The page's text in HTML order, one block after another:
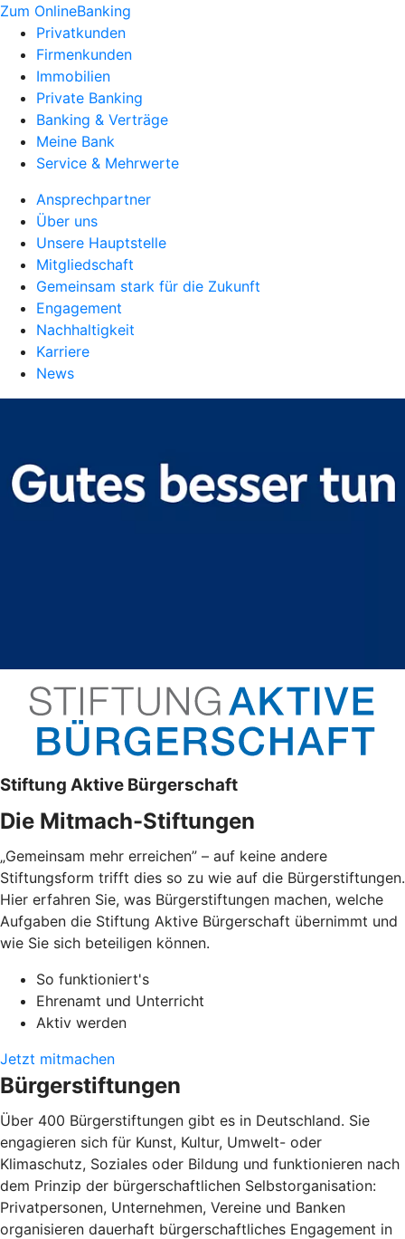
Zum OnlineBanking
Privatkunden
Firmenkunden
Immobilien
Private Banking
Banking & Verträge
Meine Bank
Service & Mehrwerte
Ansprechpartner
Über uns
Unsere Hauptstelle
Mitgliedschaft
Gemeinsam stark für die Zukunft
Engagement
Nachhaltigkeit
Karriere
News
Stiftung Aktive Bürgerschaft
Die Mitmach-Stiftungen
„Gemeinsam mehr erreichen” – auf keine andere
Stiftungsform trifft dies so zu wie auf die Bürgerstiftungen.
Hier erfahren Sie, was Bürgerstiftungen machen, welche
Aufgaben die Stiftung Aktive Bürgerschaft übernimmt und
wie Sie sich beteiligen können.
So funktioniert's
Ehrenamt und Unterricht
Aktiv werden
Jetzt mitmachen
Bürgerstiftungen
Über 400 Bürgerstiftungen gibt es in Deutschland. Sie
engagieren sich für Kunst, Kultur, Umwelt- oder
Klimaschutz, Soziales oder Bildung und funktionieren nach
dem Prinzip der bürgerschaftlichen Selbstorganisation:
Privatpersonen, Unternehmen, Vereine und Banken
organisieren dauerhaft bürgerschaftliches Engagement in